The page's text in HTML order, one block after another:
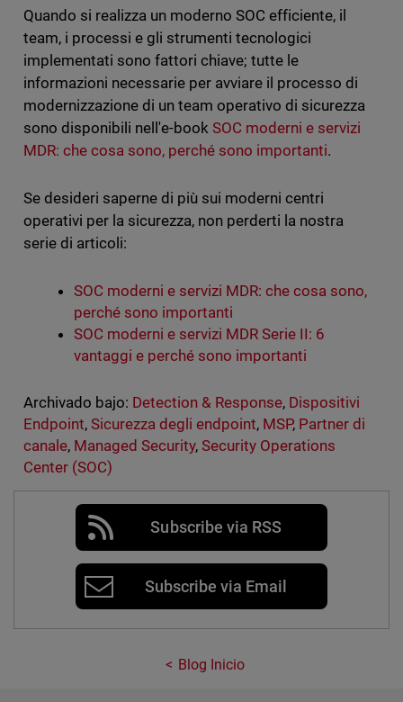
Quando si realizza un moderno SOC efficiente, il
team, i processi e gli strumenti tecnologici
implementati sono fattori chiave; tutte le
informazioni necessarie per avviare il processo di
modernizzazione di un team operativo di sicurezza
sono disponibili nell'e-book SOC moderni e servizi
MDR: che cosa sono, perché sono importanti.
Se desideri saperne di più sui moderni centri
operativi per la sicurezza, non perderti la nostra
serie di articoli:
SOC moderni e servizi MDR: che cosa sono,
perché sono importanti
SOC moderni e servizi MDR Serie II: 6
vantaggi e perché sono importanti
Archivado bajo: Detection & Response, Dispositivi
Endpoint, Sicurezza degli endpoint, MSP, Partner di
canale, Managed Security, Security Operations
Center (SOC)
Subscribe via RSS
Subscribe via Email
Blog Inicio